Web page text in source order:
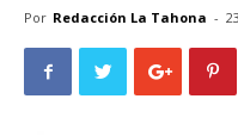
Por Redacción La Tahona -